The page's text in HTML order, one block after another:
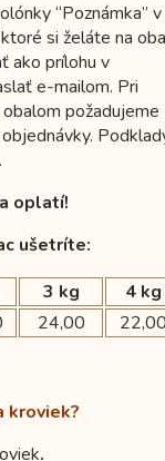
“Poznámka” v
si želáte na
ako prílohu v
e-mailom. Pri
požadujeme
oplatí!
ušetríte:
3 kg
4 kg
24,00
kroviek?
.